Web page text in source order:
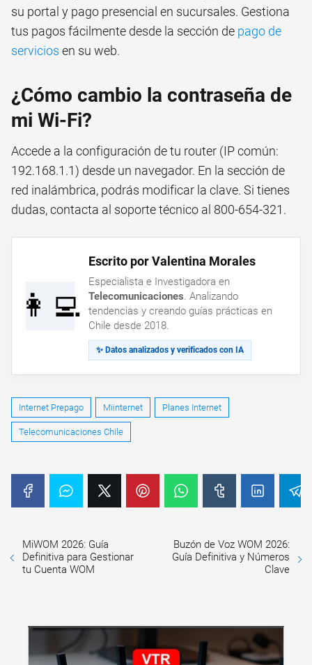
su portal y pago presencial en sucursales. Gestiona
tus pagos fácilmente desde la sección de pago de
servicios en su web.
¿Cómo cambio la contraseña de
mi Wi-Fi?
Accede a la configuración de tu router (IP común:
192.168.1.1) desde un navegador. En la sección de
red inalámbrica, podrás modificar la clave. Si tienes
dudas, contacta al soporte técnico al 800-654-321.
👩‍💻
Escrito por Valentina Morales
Especialista e Investigadora en
Telecomunicaciones. Analizando
tendencias y creando guías prácticas en
Chile desde 2018.
✨ Datos analizados y verificados con IA
Internet Prepago Miinternet Planes Internet
Telecomunicaciones Chile
MiWOM 2026: Guía
Definitiva para Gestionar
tu Cuenta WOM
Buzón de Voz WOM 2026:
Guía Definitiva y Números
Clave